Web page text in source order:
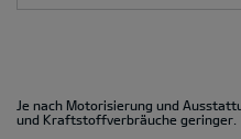
Je nach Motorisierung und
und Kraftstoffverbräuche geringer.